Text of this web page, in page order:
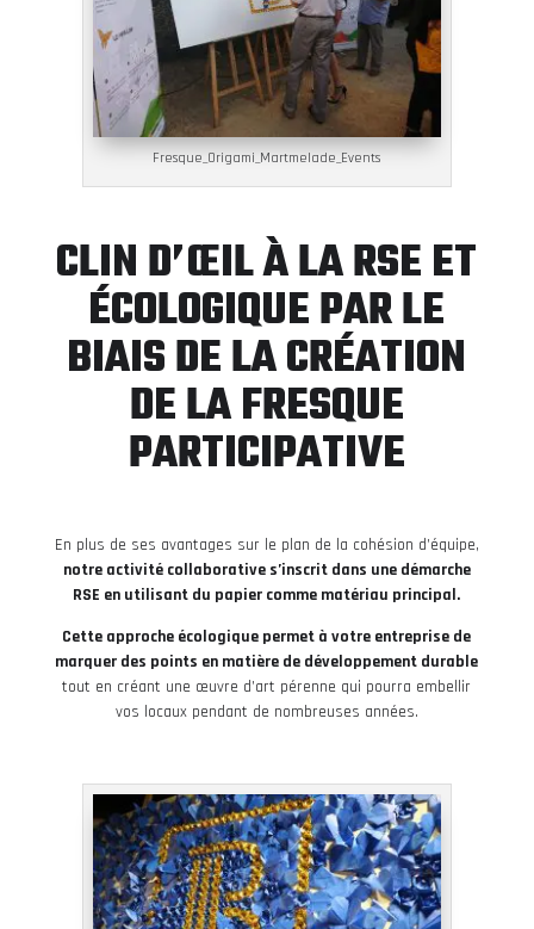
Fresque_Origami_Martmelade_Events
CLIN D’ŒIL À LA RSE ET
ÉCOLOGIQUE PAR LE
BIAIS DE LA CRÉATION
DE LA FRESQUE
PARTICIPATIVE
En plus de ses avantages sur le plan de la cohésion d’équipe,
notre activité collaborative s’inscrit dans une démarche
RSE en utilisant du papier comme matériau principal.
Cette approche écologique permet à votre entreprise de
marquer des points en matière de développement durable
tout en créant une œuvre d’art pérenne qui pourra embellir
vos locaux pendant de nombreuses années.